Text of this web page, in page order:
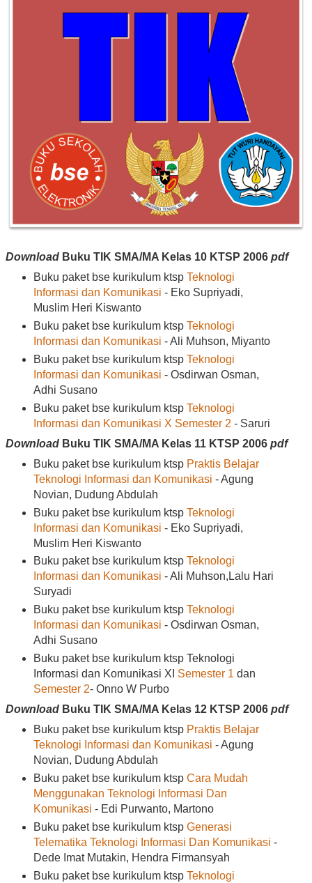
Download Buku TIK SMA/MA Kelas 10 KTSP 2006 pdf
Buku paket bse kurikulum ktsp Teknologi
Informasi dan Komunikasi - Eko Supriyadi,
Muslim Heri Kiswanto
Buku paket bse kurikulum ktsp Teknologi
Informasi dan Komunikasi - Ali Muhson, Miyanto
Buku paket bse kurikulum ktsp Teknologi
Informasi dan Komunikasi - Osdirwan Osman,
Adhi Susano
Buku paket bse kurikulum ktsp Teknologi
Informasi dan Komunikasi X Semester 2 - Saruri
Download Buku TIK SMA/MA Kelas 11 KTSP 2006 pdf
Buku paket bse kurikulum ktsp Praktis Belajar
Teknologi Informasi dan Komunikasi - Agung
Novian, Dudung Abdulah
Buku paket bse kurikulum ktsp Teknologi
Informasi dan Komunikasi - Eko Supriyadi,
Muslim Heri Kiswanto
Buku paket bse kurikulum ktsp Teknologi
Informasi dan Komunikasi - Ali Muhson,Lalu Hari
Suryadi
Buku paket bse kurikulum ktsp Teknologi
Informasi dan Komunikasi - Osdirwan Osman,
Adhi Susano
Buku paket bse kurikulum ktsp Teknologi
Informasi dan Komunikasi XI Semester 1 dan
Semester 2- Onno W Purbo
Download Buku TIK SMA/MA Kelas 12 KTSP 2006 pdf
Buku paket bse kurikulum ktsp Praktis Belajar
Teknologi Informasi dan Komunikasi - Agung
Novian, Dudung Abdulah
Buku paket bse kurikulum ktsp Cara Mudah
Menggunakan Teknologi Informasi Dan
Komunikasi - Edi Purwanto, Martono
Buku paket bse kurikulum ktsp Generasi
Telematika Teknologi Informasi Dan Komunikasi -
Dede Imat Mutakin, Hendra Firmansyah
Buku paket bse kurikulum ktsp Teknologi